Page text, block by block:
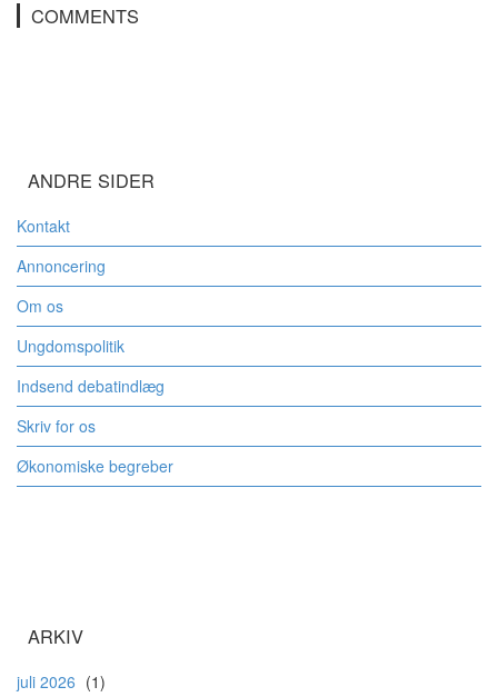
COMMENTS
ANDRE SIDER
Kontakt
Annoncering
Om os
Ungdomspolitik
Indsend debatindlæg
Skriv for os
Økonomiske begreber
ARKIV
juli 2026 (1)